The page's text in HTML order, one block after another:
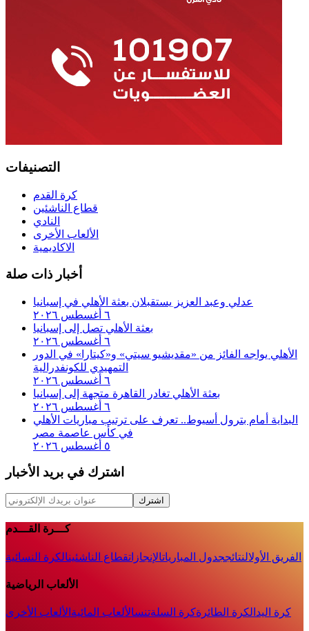
التصنيفات
كرة القدم
قطاع الناشئين
النادي
الألعاب الأخرى
الاكاديمية
أخبار ذات صلة
عدلي وعبد العزيز يستقبلان بعثة الأهلي في إسبانيا
٦ أغسطس ٢٠٢٦
بعثة الأهلي تصل إلى إسبانيا
٦ أغسطس ٢٠٢٦
الأهلي يواجه الفائز من «مقديشيو سيتي» و«كيتارا» في الدور
التمهيدي للكونفدرالية
٦ أغسطس ٢٠٢٦
بعثة الأهلي تغادر القاهرة متجهة إلى إسبانيا
٦ أغسطس ٢٠٢٦
البداية أمام بترول أسيوط.. تعرف على ترتيب مباريات الأهلي
في كأس عاصمة مصر
٥ أغسطس ٢٠٢٦
اشترك في بريد الأخبار
اشترك
كـــرة القـــدم
الفريق الأولالنتائججدول المبارياتالإنجازاتقطاع الناشئينالكرة النسائية
الألعاب الرياضية
كرة اليد الكرة الطائرةكرة السلةتنسالألعاب المائية الألعاب الأخرى